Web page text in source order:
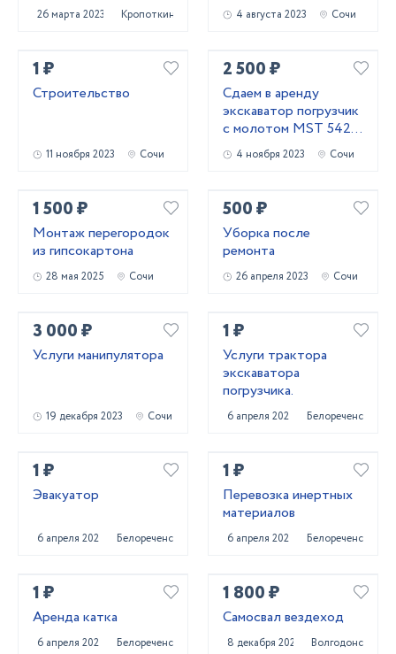
26 марта 2023 Кропоткин 4 августа 2023 Сочи
1 ₽
Строительство
11 ноября 2023 Сочи
2 500 ₽
Сдаем в аренду
экскаватор погрузчик
с молотом МSТ 542 в
г.Сочи4 ноября 2023 Сочи
1 500 ₽
Монтаж перегородок
из гипсокартона
28 мая 2025 Сочи
500 ₽
Уборка после
ремонта
26 апреля 2023 Сочи
3 000 ₽
Услуги манипулятора
19 декабря 2023 Сочи
1 ₽
Услуги трактора
экскаватора
погрузчика.
6 апреля 2023 Белореченск
1 ₽
Эвакуатор
6 апреля 2023 Белореченск
1 ₽
Перевозка инертных
материалов
6 апреля 2023 Белореченск
1 ₽
Аренда катка
6 апреля 2023 Белореченск
1 800 ₽
Самосвал вездеход
8 декабря 2023 Волгодонск